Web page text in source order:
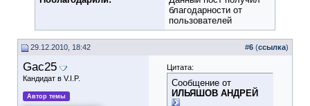
благодарности от
пользователей
29.12.2010, 18:42 #6 (ссылка)
Gac25
Кандидат в V.I.P.
Автор темы
Цитата:
Сообщение от
ИЛЬЯШОВ АНДРЕЙ